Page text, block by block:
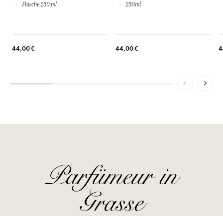
Flasche 250 ml
44,00 €
250ml
44,00 €
Parfümeur in
Grasse